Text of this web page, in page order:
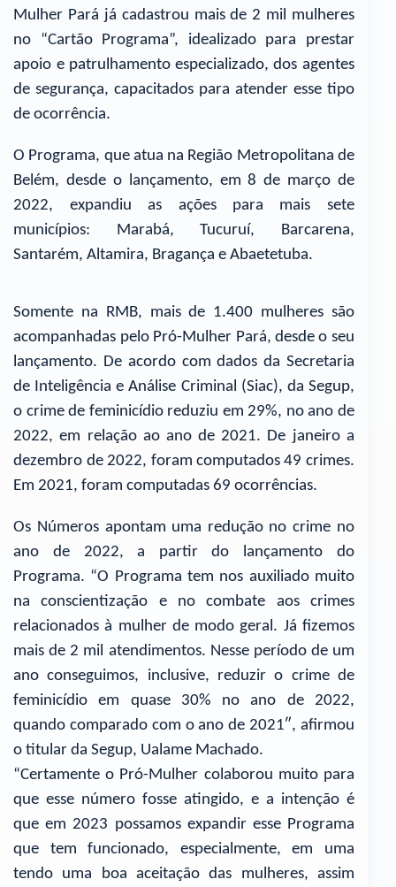
Mulher Pará já cadastrou mais de 2 mil mulheres
no “Cartão Programa”, idealizado para prestar
apoio e patrulhamento especializado, dos agentes
de segurança, capacitados para atender esse tipo
de ocorrência.
O Programa, que atua na Região Metropolitana de
Belém, desde o lançamento, em 8 de março de
2022, expandiu as ações para mais sete
municípios: Marabá, Tucuruí, Barcarena,
Santarém, Altamira, Bragança e Abaetetuba.
Somente na RMB, mais de 1.400 mulheres são
acompanhadas pelo Pró-Mulher Pará, desde o seu
lançamento. De acordo com dados da Secretaria
de Inteligência e Análise Criminal (Siac), da Segup,
o crime de feminicídio reduziu em 29%, no ano de
2022, em relação ao ano de 2021. De janeiro a
dezembro de 2022, foram computados 49 crimes.
Em 2021, foram computadas 69 ocorrências.
Os Números apontam uma redução no crime no
ano de 2022, a partir do lançamento do
Programa. “O Programa tem nos auxiliado muito
na conscientização e no combate aos crimes
relacionados à mulher de modo geral. Já fizemos
mais de 2 mil atendimentos. Nesse período de um
ano conseguimos, inclusive, reduzir o crime de
feminicídio em quase 30% no ano de 2022,
quando comparado com o ano de 2021″, afirmou
o titular da Segup, Ualame Machado.
“Certamente o Pró-Mulher colaborou muito para
que esse número fosse atingido, e a intenção é
que em 2023 possamos expandir esse Programa
que tem funcionado, especialmente, em uma
tendo uma boa aceitação das mulheres, assim